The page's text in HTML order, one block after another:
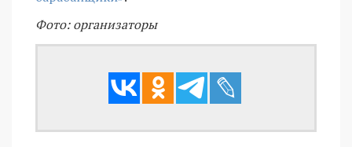
Фото: организаторы